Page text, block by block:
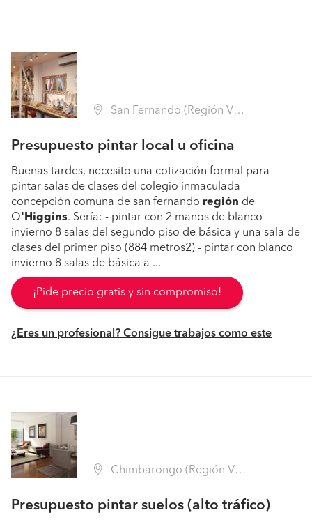
San Fernando (Región VI Libertador B. O'Higgins - Colchagua)
Presupuesto pintar local u oficina
Buenas tardes, necesito una cotización formal para
pintar salas de clases del colegio inmaculada
concepción comuna de san fernando región de
O'Higgins. Sería: - pintar con 2 manos de blanco
invierno 8 salas del segundo piso de básica y una sala de
clases del primer piso (884 metros2) - pintar con blanco
invierno 8 salas de básica a ...
¡Pide precio gratis y sin compromiso!
¿Eres un profesional? Consigue trabajos como este
Chimbarongo (Región VI Libertador B. O'Higgins - Colchagua)
Presupuesto pintar suelos (alto tráfico)